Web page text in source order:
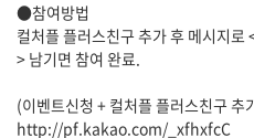
●참여방법
컬처플 플러스친구 추가 후 메시지
> 남기면 참여 완료.
(이벤트신청 + 컬처플 플러스친구 추
http://pf.kakao.com/_xfhxfcC